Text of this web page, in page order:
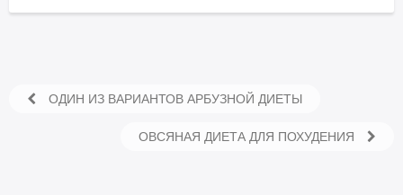
ОДИН ИЗ ВАРИАНТОВ АРБУЗНОЙ ДИЕТЫ
ОВСЯНАЯ ДИЕТА ДЛЯ ПОХУДЕНИЯ